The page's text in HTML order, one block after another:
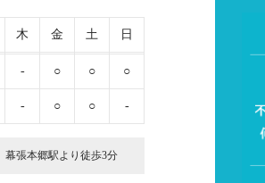
木 金 土 日
- ○ ○ ○
- ○ ○ -
幕張本郷駅より徒歩3分